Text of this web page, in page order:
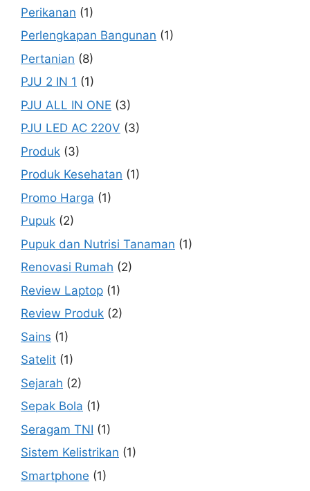
Perikanan (1)
Perlengkapan Bangunan (1)
Pertanian (8)
PJU 2 IN 1 (1)
PJU ALL IN ONE (3)
PJU LED AC 220V (3)
Produk (3)
Produk Kesehatan (1)
Promo Harga (1)
Pupuk (2)
Pupuk dan Nutrisi Tanaman (1)
Renovasi Rumah (2)
Review Laptop (1)
Review Produk (2)
Sains (1)
Satelit (1)
Sejarah (2)
Sepak Bola (1)
Seragam TNI (1)
Sistem Kelistrikan (1)
Smartphone (1)